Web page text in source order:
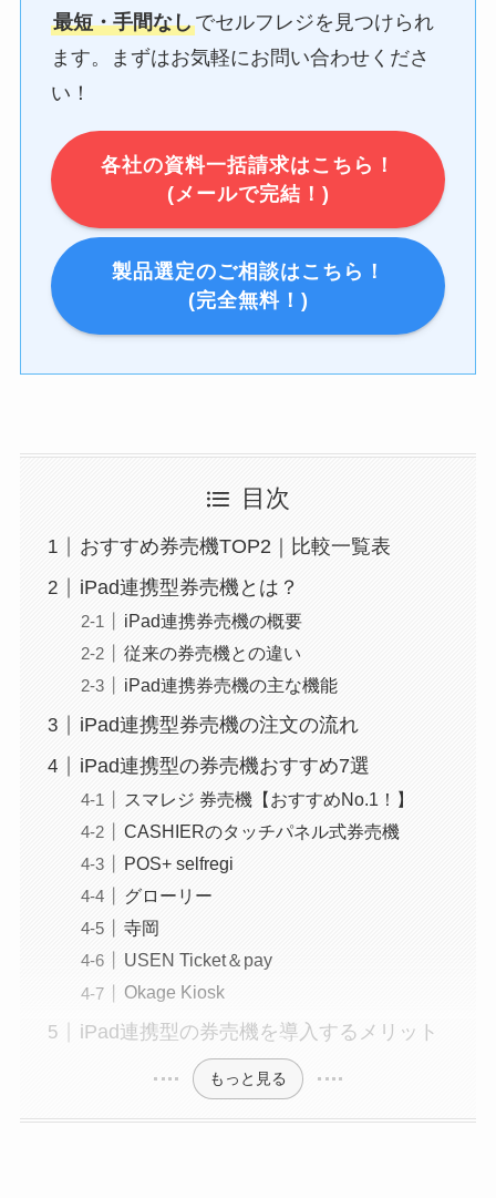
最短・手間なしでセルフレジを見つけられ
ます。まずはお気軽にお問い合わせくださ
い！
各社の資料一括請求はこちら！
(メールで完結！)
製品選定のご相談はこちら！
(完全無料！)
目次
おすすめ券売機TOP2｜比較一覧表
iPad連携型券売機とは？
iPad連携券売機の概要
従来の券売機との違い
iPad連携券売機の主な機能
iPad連携型券売機の注文の流れ
iPad連携型の券売機おすすめ7選
スマレジ 券売機【おすすめNo.1！】
CASHIERのタッチパネル式券売機
POS+ selfregi
グローリー
寺岡
USEN Ticket＆pay
Okage Kiosk
iPad連携型の券売機を導入するメリット
もっと見る